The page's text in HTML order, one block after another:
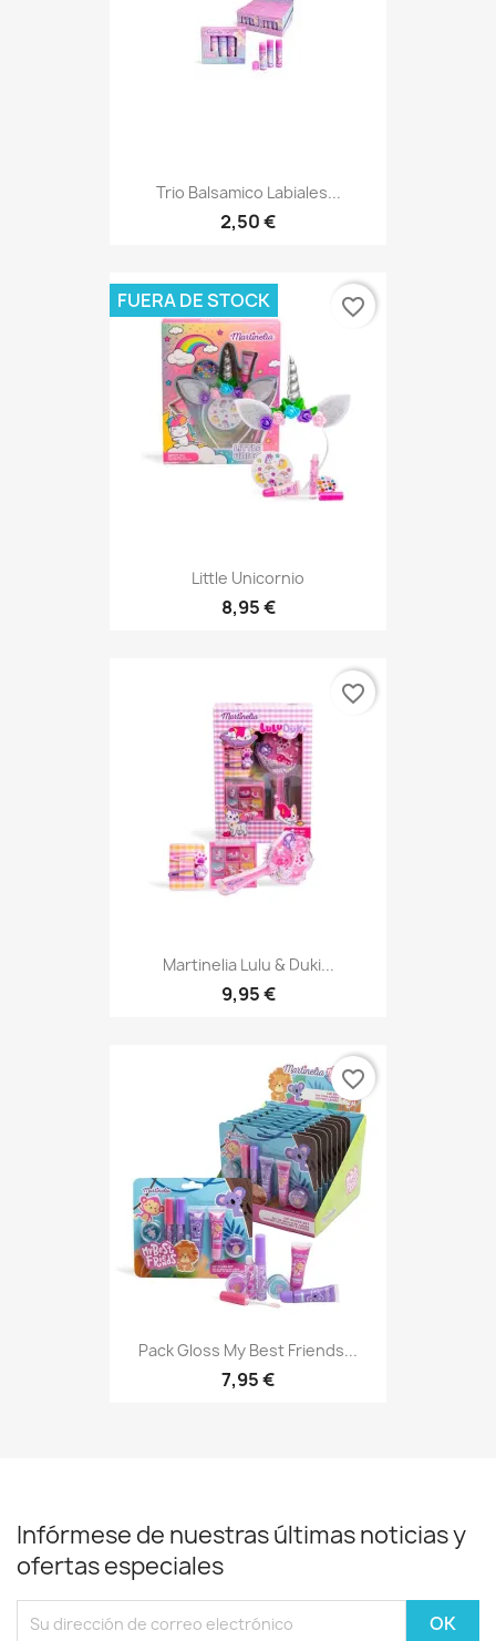
Trio Balsamico Labiales...
2,50 €
Little Unicornio
8,95 €
FUERA DE STOCK favorite_border
Martinelia Lulu & Duki...
9,95 €
favorite_border
Pack Gloss My Best Friends...
7,95 €
favorite_border
Infórmese de nuestras últimas noticias y
ofertas especiales